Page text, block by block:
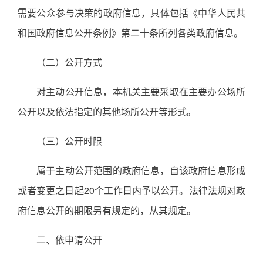
需要公众参与决策的政府信息，具体包括《中华人民共
和国政府信息公开条例》第二十条所列各类政府信息。
（二）公开方式
对主动公开信息，本机关主要采取在主要办公场所
公开以及依法指定的其他场所公开等形式。
（三）公开时限
属于主动公开范围的政府信息，自该政府信息形成
或者变更之日起20个工作日内予以公开。法律法规对政
府信息公开的期限另有规定的，从其规定。
二、依申请公开